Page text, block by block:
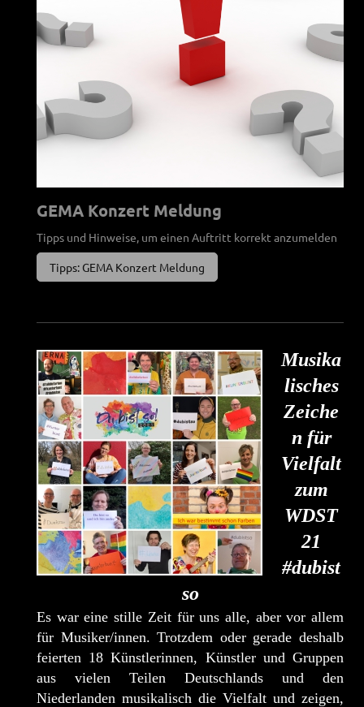
GEMA Konzert Meldung
Tipps und Hinweise, um einen Auftritt korrekt anzumelden
Tipps: GEMA Konzert Meldung
Musika
lisches
Zeiche
n für
Vielfalt
zum
WDST
21
#dubist
so
Es war eine stille Zeit für uns alle, aber vor allem
für Musiker/innen. Trotzdem oder gerade deshalb
feierten 18 Künstlerinnen, Künstler und Gruppen
aus vielen Teilen Deutschlands und den
Niederlanden musikalisch die Vielfalt und zeigen,